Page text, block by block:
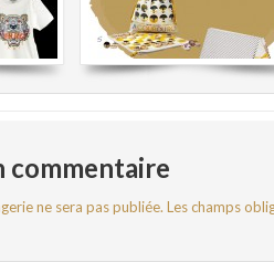
commentaire
ne sera pas publiée. Les champs